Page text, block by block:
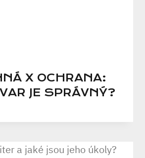
X OCHRANA:
JE SPRÁVNÝ?